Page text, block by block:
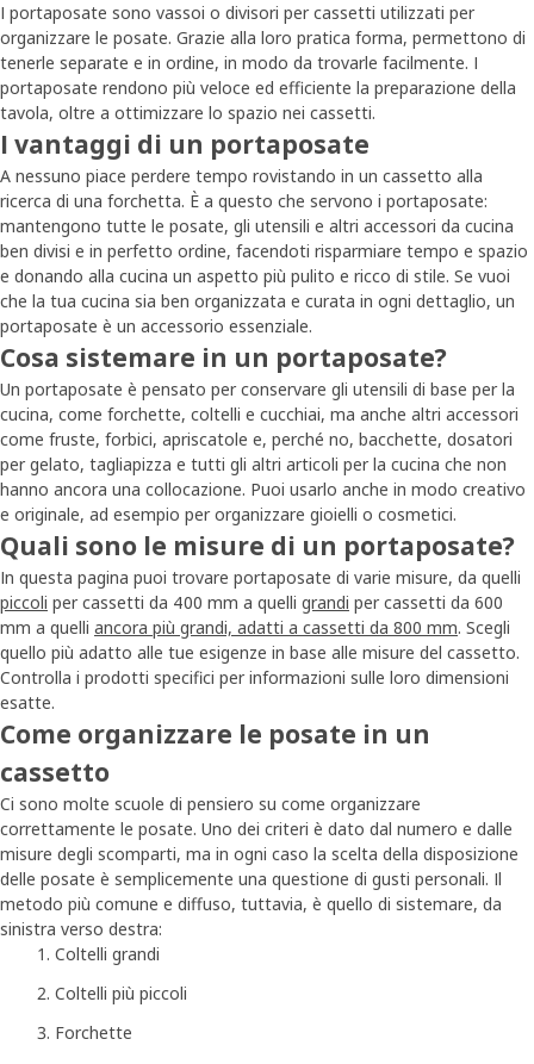
I portaposate sono vassoi o divisori per cassetti utilizzati per
organizzare le posate. Grazie alla loro pratica forma, permettono di
tenerle separate e in ordine, in modo da trovarle facilmente. I
portaposate rendono più veloce ed efficiente la preparazione della
tavola, oltre a ottimizzare lo spazio nei cassetti.
I vantaggi di un portaposate
A nessuno piace perdere tempo rovistando in un cassetto alla
ricerca di una forchetta. È a questo che servono i portaposate:
mantengono tutte le posate, gli utensili e altri accessori da cucina
ben divisi e in perfetto ordine, facendoti risparmiare tempo e spazio
e donando alla cucina un aspetto più pulito e ricco di stile. Se vuoi
che la tua cucina sia ben organizzata e curata in ogni dettaglio, un
portaposate è un accessorio essenziale.
Cosa sistemare in un portaposate?
Un portaposate è pensato per conservare gli utensili di base per la
cucina, come forchette, coltelli e cucchiai, ma anche altri accessori
come fruste, forbici, apriscatole e, perché no, bacchette, dosatori
per gelato, tagliapizza e tutti gli altri articoli per la cucina che non
hanno ancora una collocazione. Puoi usarlo anche in modo creativo
e originale, ad esempio per organizzare gioielli o cosmetici.
Quali sono le misure di un portaposate?
In questa pagina puoi trovare portaposate di varie misure, da quelli
piccoli per cassetti da 400 mm a quelli grandi per cassetti da 600
mm a quelli ancora più grandi, adatti a cassetti da 800 mm. Scegli
quello più adatto alle tue esigenze in base alle misure del cassetto.
Controlla i prodotti specifici per informazioni sulle loro dimensioni
esatte.
Come organizzare le posate in un
cassetto
Ci sono molte scuole di pensiero su come organizzare
correttamente le posate. Uno dei criteri è dato dal numero e dalle
misure degli scomparti, ma in ogni caso la scelta della disposizione
delle posate è semplicemente una questione di gusti personali. Il
metodo più comune e diffuso, tuttavia, è quello di sistemare, da
sinistra verso destra:
Coltelli grandi
Coltelli più piccoli
Forchette